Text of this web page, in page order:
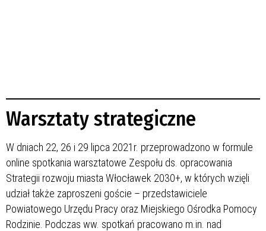
Warsztaty strategiczne
W dniach 22, 26 i 29 lipca 2021r. przeprowadzono w formule
online spotkania warsztatowe Zespołu ds. opracowania
Strategii rozwoju miasta Włocławek 2030+, w których wzięli
udział także zaproszeni goście – przedstawiciele
Powiatowego Urzędu Pracy oraz Miejskiego Ośrodka Pomocy
Rodzinie. Podczas ww. spotkań pracowano m.in. nad